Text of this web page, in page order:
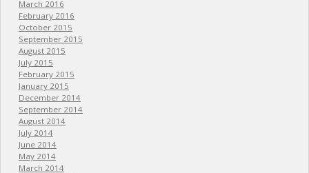
March 2016
February 2016
October 2015
September 2015
August 2015
July 2015
February 2015
January 2015
December 2014
September 2014
August 2014
July 2014
June 2014
May 2014
March 2014